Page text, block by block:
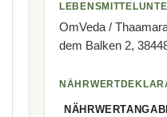
OmVeda /
dem Balken 2,